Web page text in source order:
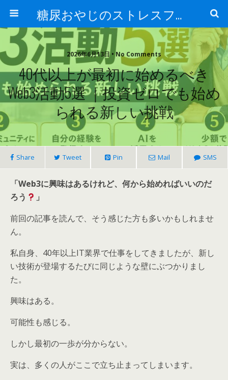
糖尿おやじのストレスフリー健康術
2026年6月13日 • No Comments
40代以上が最初に始めるべき
Web3活動5選 ｜投資ゼロでも始め
られる新しい挑戦
Share Tweet Pin Mail SMS
「Web3に興味はあるけれど、何から始めればいいのだ
ろう
」
前回の記事を読んで、そう感じた方も多いかもしれませ
ん。
私自身、40年以上IT業界で仕事をしてきましたが、新し
い技術が登場するたびに同じような壁にぶつかりまし
た。
興味はある。
可能性も感じる。
しかし最初の一歩が分からない。
実は、多くの人がここで立ち止まってしまいます。